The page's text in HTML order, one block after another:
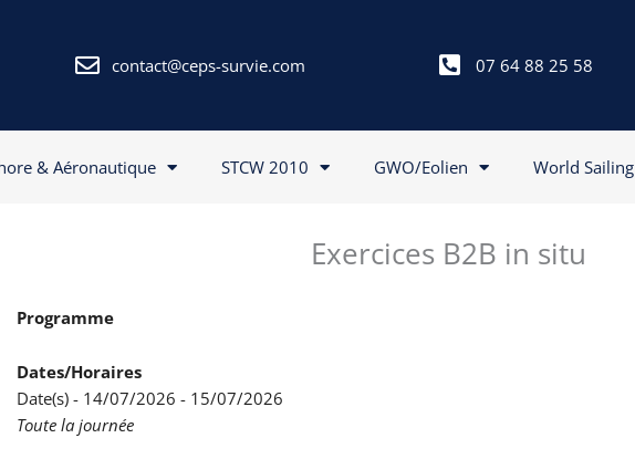
contact@ceps-survie.com 07 64 88 25 58
& Aéronautique STCW 2010 GWO/Eolien World Sailing
Exercices B2B in situ
Programme
Dates/Horaires
Date(s) - 14/07/2026 - 15/07/2026
Toute la journée